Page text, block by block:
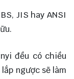
JIS hay ANSI
đều có chiều
ngược sẽ làm